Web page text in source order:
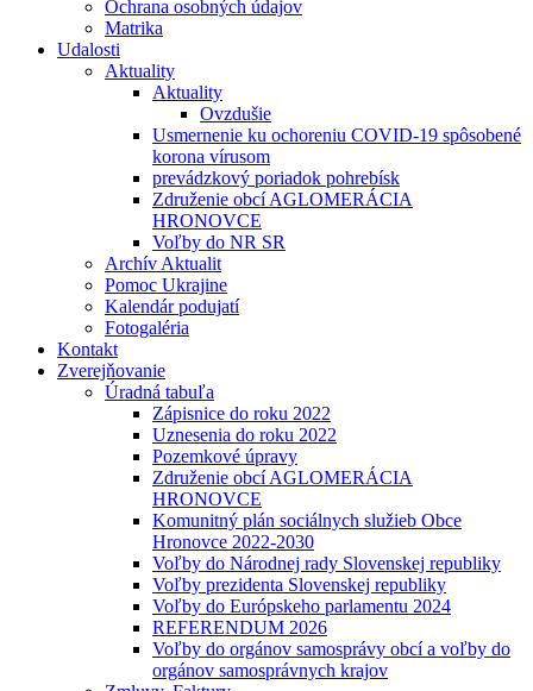
Ochrana osobných údajov
Matrika
Udalosti
Aktuality
Aktuality
Ovzdušie
Usmernenie ku ochoreniu COVID-19 spôsobené
korona vírusom
prevádzkový poriadok pohrebísk
Združenie obcí AGLOMERÁCIA
HRONOVCE
Voľby do NR SR
Archív Aktualit
Pomoc Ukrajine
Kalendár podujatí
Fotogaléria
Kontakt
Zverejňovanie
Úradná tabuľa
Zápisnice do roku 2022
Uznesenia do roku 2022
Pozemkové úpravy
Združenie obcí AGLOMERÁCIA
HRONOVCE
Komunitný plán sociálnych služieb Obce
Hronovce 2022-2030
Voľby do Národnej rady Slovenskej republiky
Voľby prezidenta Slovenskej republiky
Voľby do Európskeho parlamentu 2024
REFERENDUM 2026
Voľby do orgánov samosprávy obcí a voľby do
orgánov samosprávnych krajov